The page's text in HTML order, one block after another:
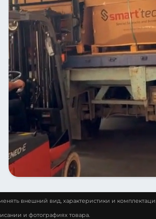
внешний вид, характеристики и
и фотографиях товара.